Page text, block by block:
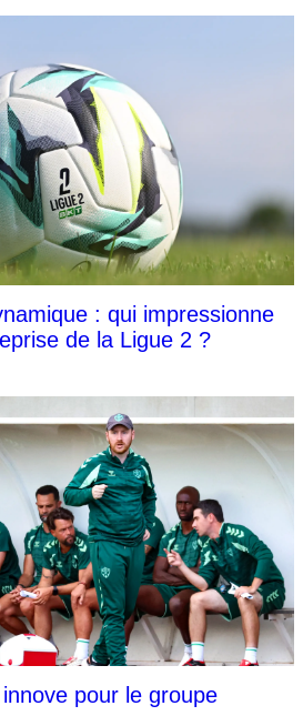
: qui impressionne
de la Ligue 2 ?
pour le groupe